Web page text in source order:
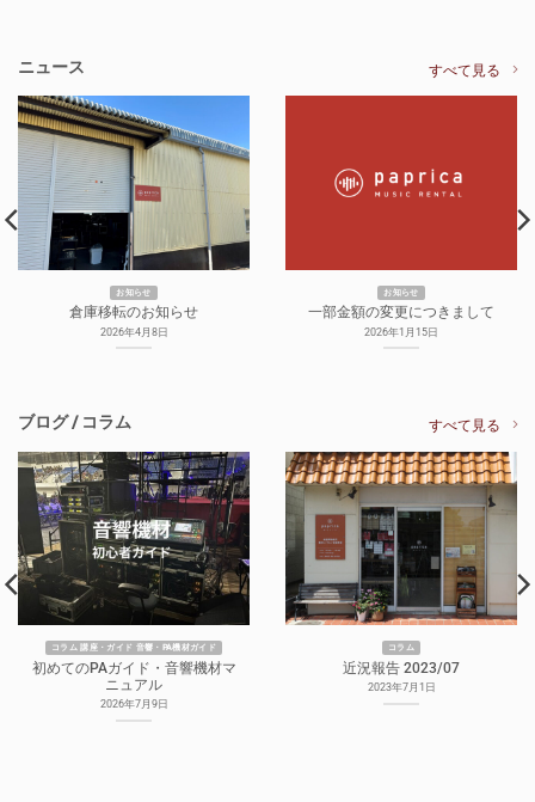
ニュース すべて見る
お知らせ
倉庫移転のお知らせ
2026年4月8日
お知らせ
一部金額の変更につきまして
2026年1月15日
ブログ / コラム すべて見る
コラム 講座・ガイド 音響・PA機材ガイド
初めてのPAガイド・音響機材マ
ニュアル
2026年7月9日
コラム
近況報告 2023/07
2023年7月1日